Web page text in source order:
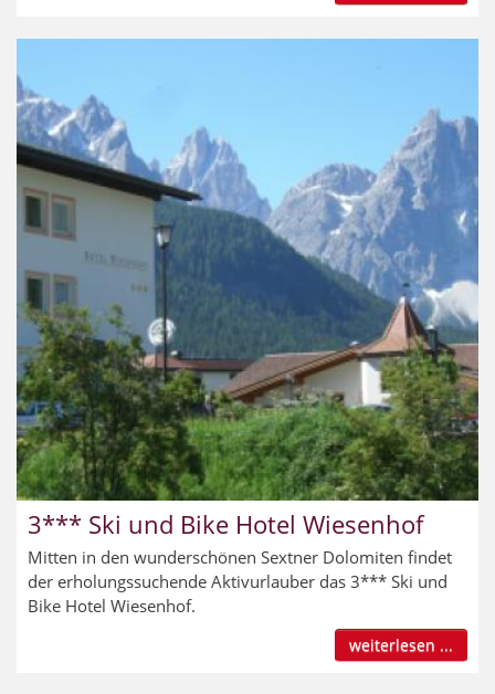
3*** Ski und Bike Hotel Wiesenhof
Mitten in den wunderschönen Sextner Dolomiten findet
der erholungssuchende Aktivurlauber das 3*** Ski und
Bike Hotel Wiesenhof.
weiterlesen ...